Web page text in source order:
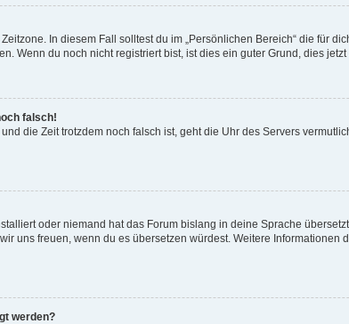
In diesem Fall solltest du im „Persönlichen Bereich“ die für
Wenn du noch nicht registriert bist, ist dies ein guter Grund, dies jetzt
falsch!
die Zeit trotzdem noch falsch ist, geht die Uhr des Servers
oder niemand hat das Forum bislang in deine Sprache
uns freuen, wenn du es übersetzen würdest. Weitere Informationen
werden?